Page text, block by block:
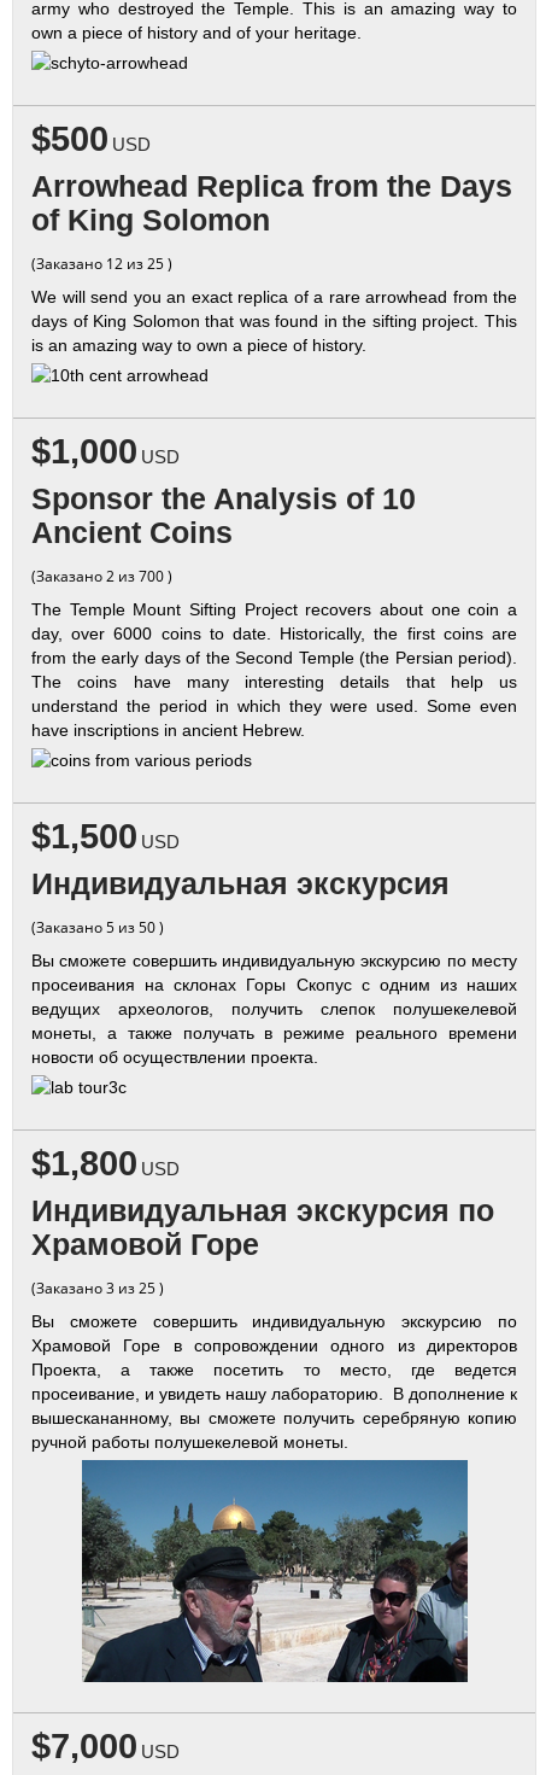
army who destroyed the Temple. This is an amazing way to
own a piece of history and of your heritage.
$500 USD
Arrowhead Replica from the Days
of King Solomon
(Заказано 12 из 25 )
We will send you an exact replica of a rare arrowhead from the
days of King Solomon that was found in the sifting project. This
is an amazing way to own a piece of history.
$1,000 USD
Sponsor the Analysis of 10
Ancient Coins
(Заказано 2 из 700 )
The Temple Mount Sifting Project recovers about one coin a
day, over 6000 coins to date. Historically, the first coins are
from the early days of the Second Temple (the Persian period).
The coins have many interesting details that help us
understand the period in which they were used. Some even
have inscriptions in ancient Hebrew.
$1,500 USD
Индивидуальная экскурсия
(Заказано 5 из 50 )
Вы сможете совершить индивидуальную экскурсию по месту
просеивания на склонах Горы Скопус с одним из наших
ведущих археологов, получить слепок полушекелевой
монеты, а также получать в режиме реального времени
новости об осуществлении проекта.
$1,800 USD
Индивидуальная экскурсия по
Храмовой Горе
(Заказано 3 из 25 )
Вы сможете совершить индивидуальную экскурсию по
Храмовой Горе в сопровождении одного из директоров
Проекта, а также посетить то место, где ведется
просеивание, и увидеть нашу лабораторию. В дополнение к
вышескананному, вы сможете получить серебряную копию
ручной работы полушекелевой монеты.
$7,000 USD